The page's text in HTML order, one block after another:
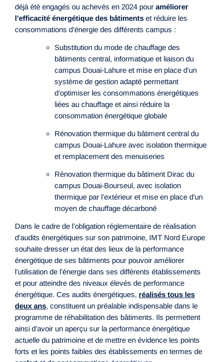
déjà été engagés ou achevés en 2024 pour améliorer
l’efficacité énergétique des bâtiments et réduire les
consommations d’énergie des différents campus :
Substitution du mode de chauffage des
bâtiments central, informatique et liaison du
campus Douai-Lahure et mise en place d’un
système de gestion adapté permettant
d’optimiser les consommations énergétiques
liées au chauffage et ainsi réduire la
consommation énergétique globale
Rénovation thermique du bâtiment central du
campus Douai-Lahure avec isolation thermique
et remplacement des menuiseries
Rénovation thermique du bâtiment Dirac du
campus Douai-Bourseul, avec isolation
thermique par l’extérieur et mise en place d’un
moyen de chauffage décarboné
Dans le cadre de l’obligation réglementaire de réalisation
d’audits énergétiques sur son patrimoine, IMT Nord Europe
souhaite dresser un état des lieux de la performance
énergétique de ses bâtiments pour pouvoir améliorer
l’utilisation de l’énergie dans ses différents établissements
et pour atteindre des niveaux élevés de performance
énergétique. Ces audits énergétiques, réalisés tous les
deux ans, constituent un préalable indispensable dans le
programme de réhabilitation des bâtiments. Ils permettent
ainsi d’avoir un aperçu sur la performance énergétique
actuelle du patrimoine et de mettre en évidence les points
forts et les points faibles des établissements en termes de